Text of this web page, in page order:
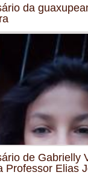
da
de Gabrielly
Professor Elias